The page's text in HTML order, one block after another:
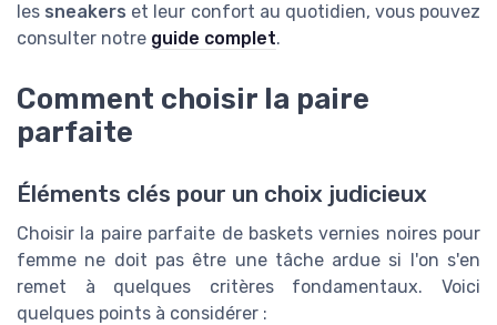
les sneakers et leur confort au quotidien, vous pouvez
consulter notre guide complet.
Comment choisir la paire
parfaite
Éléments clés pour un choix judicieux
Choisir la paire parfaite de baskets vernies noires pour
femme ne doit pas être une tâche ardue si l'on s'en
remet à quelques critères fondamentaux. Voici
quelques points à considérer :